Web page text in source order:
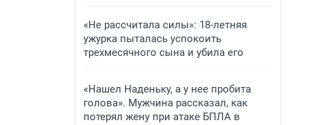
«Не рассчитала силы»: 18-летняя
ужурка пыталась успокоить
трехмесячного сына и убила его
«Нашел Наденьку, а у нее пробита
голова». Мужчина рассказал, как
потерял жену при атаке БПЛА в